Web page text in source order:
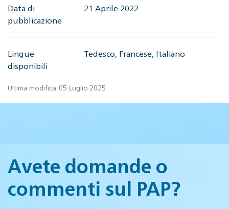
Data di
pubblicazione
21 Aprile 2022
Lingue
disponibili
Tedesco, Francese, Italiano
Ultima modifica: 05 Luglio 2025
Avete domande o
commenti sul PAP?